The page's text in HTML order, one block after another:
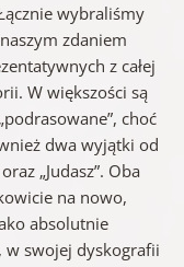
wybraliśmy
zdaniem
z całej
W większości są
choć
dwa wyjątki od
„Judasz”. Oba
na nowo,
absolutnie
w swojej dyskografii